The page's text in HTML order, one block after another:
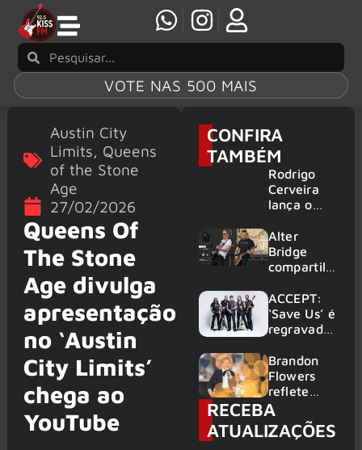
VOTE NAS 500 MAIS
Austin City
Limits, Queens
of the Stone
Age
27/02/2026
Queens Of
The Stone
Age divulga
apresentação
no ‘Austin
City Limits’
chega ao
YouTube
CONFIRA
TAMBÉM
Rodrigo
Cerveira
lança o
Searcher”
Alter
Bridge
compartilh
vivo de
“Fortress”
gravada
am Ring
2026
ACCEPT:
‘Save Us’ é
regravada
membros
do GHOST
e KORN
Brandon
Flowers
reflete
sobre o
futuro e
levanta
RECEBA
ATUALIZAÇÕES